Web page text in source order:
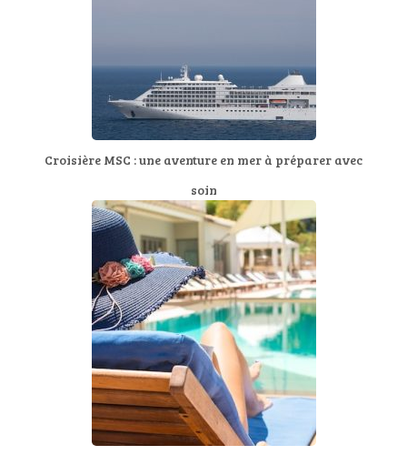
Croisière MSC : une aventure en mer à préparer avec
soin